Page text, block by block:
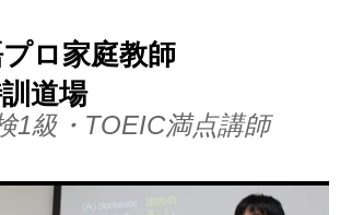
ロ家庭教師
道場
1級・TOEIC満点講師